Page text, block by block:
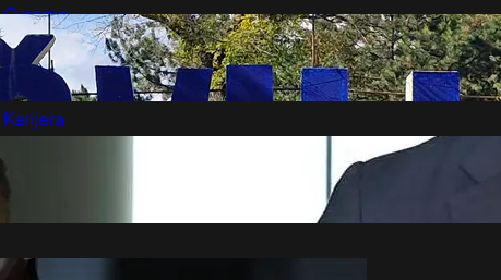
O nama
Predloži Vest
Pretplatite se na vesti
Karijera
Kontakt